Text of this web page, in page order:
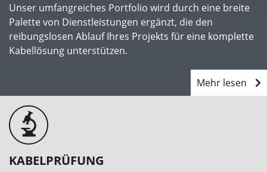
Unser umfangreiches Portfolio wird durch eine breite
Palette von Dienstleistungen ergänzt, die den
reibungslosen Ablauf Ihres Projekts für eine komplette
Kabellösung unterstützen.
Mehr lesen
KABELPRÜFUNG